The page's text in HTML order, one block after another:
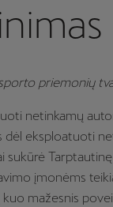
priemonių
netinkamų
dėl eksploatuoti
sukūrė
įmonėms
mažesnis